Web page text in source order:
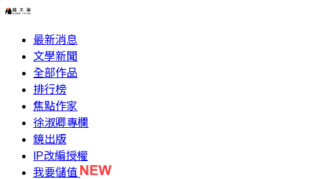
最新消息
文學新聞
全部作品
排行榜
焦點作家
徐淑卿專欄
鏡出版
IP改編授權
我要儲值